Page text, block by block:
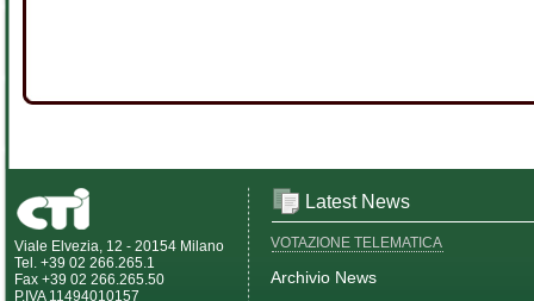
Viale Elvezia, 12 - 20154 Milano
Tel. +39 02 266.265.1
Fax +39 02 266.265.50
P.IVA 11494010157
Latest News
VOTAZIONE TELEMATICA
Archivio News